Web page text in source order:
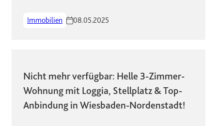
Immobilien 08.05.2025
Nicht mehr verfügbar: Helle 3-Zimmer-
Wohnung mit Loggia, Stellplatz & Top-
Anbindung in Wiesbaden-Nordenstadt!